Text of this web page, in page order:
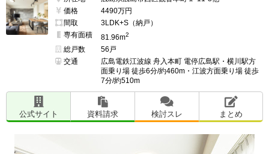
価格
4490万円
間取
3LDK+S（納戸）
専有面積
81.96m2
総戸数
56戸
交通
広島電鉄江波線 舟入本町 電停広島駅・横川駅方
面乗り場 徒歩6分/約460m・江波方面乗り場 徒歩
7分/約510m
公式サイト 資料請求 検討スレ まとめ